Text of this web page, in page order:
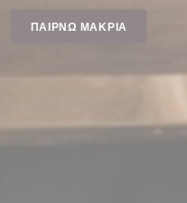
ΠΑΊΡΝΩ ΜΑΚΡΙΆ